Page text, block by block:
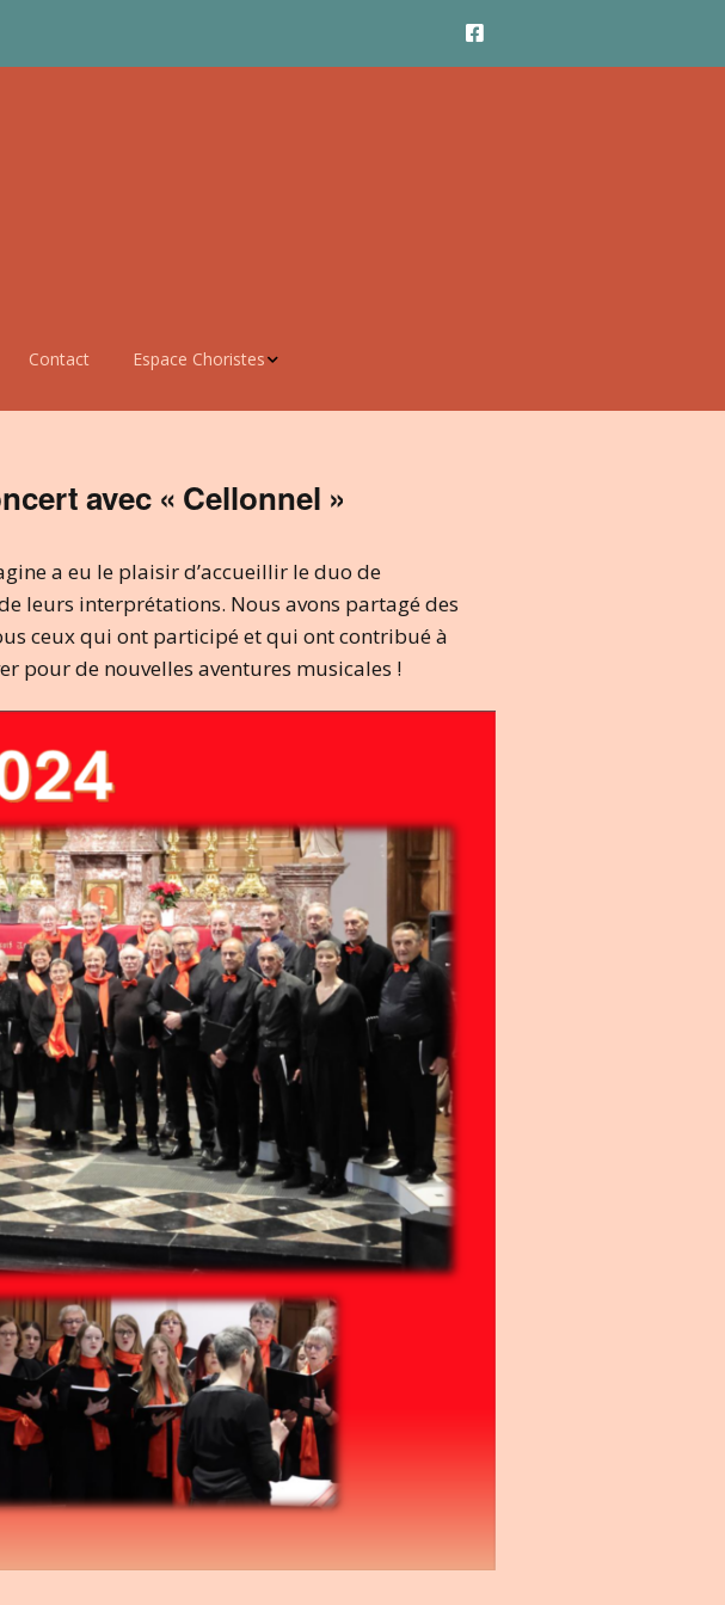
Contact Espace Choristes
Accès Choristes
avec « Cellonnel »
a eu le plaisir d’accueillir le duo de
leurs interprétations. Nous avons partagé des
ceux qui ont participé et qui ont contribué à
pour de nouvelles aventures musicales !